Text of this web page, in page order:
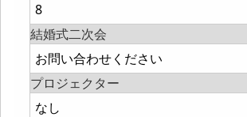
8
結婚式二次会
お問い合わせください
プロジェクター
なし